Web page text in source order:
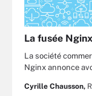
La fusée
La société
Nginx annonce
Cyrille Chausson,